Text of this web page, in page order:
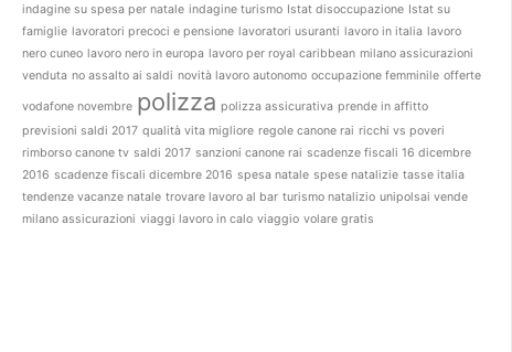
indagine su spesa per natale indagine turismo Istat disoccupazione Istat su
famiglie lavoratori precoci e pensione lavoratori usuranti lavoro in italia lavoro
nero cuneo lavoro nero in europa lavoro per royal caribbean milano assicurazioni
venduta no assalto ai saldi novità lavoro autonomo occupazione femminile offerte
vodafone novembre polizza polizza assicurativa prende in affitto
previsioni saldi 2017 qualità vita migliore regole canone rai ricchi vs poveri
rimborso canone tv saldi 2017 sanzioni canone rai scadenze fiscali 16 dicembre
2016 scadenze fiscali dicembre 2016 spesa natale spese natalizie tasse italia
tendenze vacanze natale trovare lavoro al bar turismo natalizio unipolsai vende
milano assicurazioni viaggi lavoro in calo viaggio volare gratis